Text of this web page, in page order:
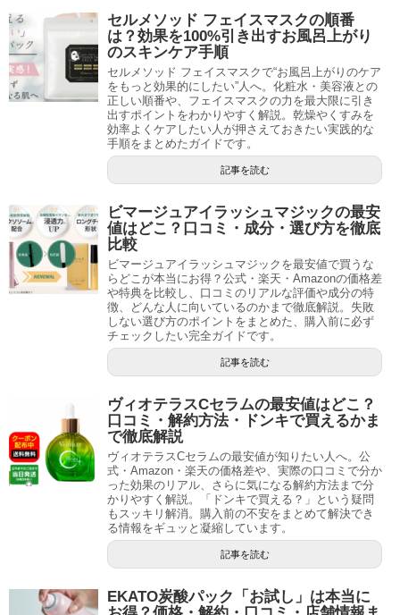
セルメソッド フェイスマスクの順番
は？効果を100%引き出すお風呂上がり
のスキンケア手順
セルメソッド フェイスマスクで“お風呂上がりのケア
をもっと効果的にしたい”人へ。化粧水・美容液との
正しい順番や、フェイスマスクの力を最大限に引き
出すポイントをわかりやすく解説。乾燥やくすみを
効率よくケアしたい人が押さえておきたい実践的な
手順をまとめたガイドです。
記事を読む
ビマージュアイラッシュマジックの最安
値はどこ？口コミ・成分・選び方を徹底
比較
ビマージュアイラッシュマジックを最安値で買うな
らどこが本当にお得？公式・楽天・Amazonの価格差
や特典を比較し、口コミのリアルな評価や成分の特
徴、どんな人に向いているのかまで徹底解説。失敗
しない選び方のポイントをまとめた、購入前に必ず
チェックしたい完全ガイドです。
記事を読む
ヴィオテラスCセラムの最安値はどこ？
口コミ・解約方法・ドンキで買えるかま
で徹底解説
ヴィオテラスCセラムの最安値が知りたい人へ。公
式・Amazon・楽天の価格差や、実際の口コミで分か
った効果のリアル、さらに気になる解約方法まで分
かりやすく解説。「ドンキで買える？」という疑問
もスッキリ解消。購入前の不安をまとめて解決でき
る情報をギュッと凝縮しています。
記事を読む
EKATO炭酸パック「お試し」は本当に